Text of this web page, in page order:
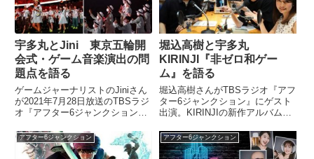
宇多丸とJini 東京五輪開
会式・ゲーム音楽演出の問
題点を語る
ゲームジャーナリストのJiniさん
が2021年7月28日放送のTBSラジ
オ『アフター6ジャンクション』
んと東京五輪開会式のゲーム音楽
演出の問題点について話していま
堀込高樹と宇多丸
KIRINJI『非ゼロ和ゲー
ム』を語る
堀込高樹さんがTBSラジオ『アフ
ター6ジャンクション』にゲスト
出演。KIRINJIの新作アルバム
『非ゼロ和ゲーム』について宇多
丸さんと話していました。（宇多
アフター6ジャンクション アフター6ジャンクション